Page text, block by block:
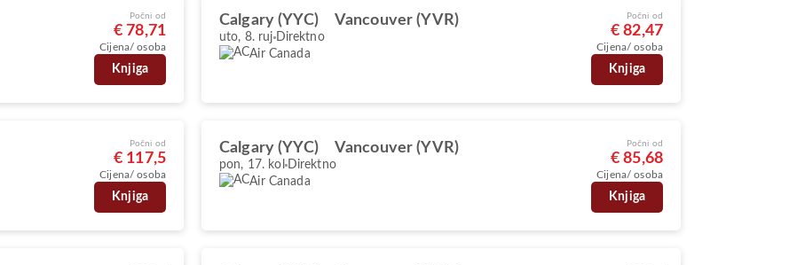
Počni od
€ 78,71
Cijena/ osoba
Knjiga
Calgary (YYC) Vancouver (YVR)
uto, 8. ruj Direktno
Air Canada
Počni od
€ 82,47
Cijena/ osoba
Knjiga
Počni od
€ 117,5
Cijena/ osoba
Knjiga
Calgary (YYC) Vancouver (YVR)
pon, 17. kol Direktno
Air Canada
Počni od
€ 85,68
Cijena/ osoba
Knjiga